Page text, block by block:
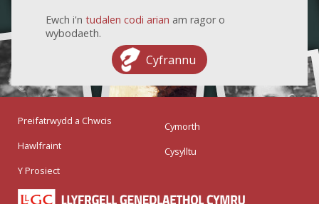
Ewch i'n tudalen codi arian am ragor o
wybodaeth.
Cyfrannu
Preifatrwydd a Chwcis
Hawlfraint
Y Prosiect
Cymorth
Cysylltu